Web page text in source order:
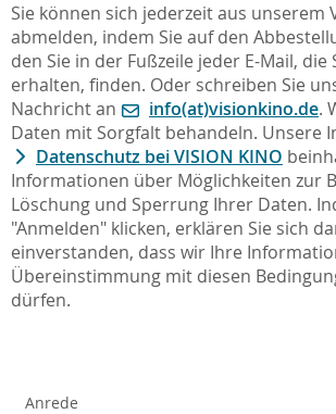
Sie können sich jederzeit aus unserem
abmelden, indem Sie auf den
den Sie in der Fußzeile jeder E-Mail, die
erhalten, finden. Oder schreiben Sie
Nachricht an
info(at)visionkino.de.
Daten mit Sorgfalt behandeln. Unsere
Datenschutz bei VISION KINO
Informationen über Möglichkeiten zur
Löschung und Sperrung Ihrer Daten.
"Anmelden" klicken, erklären Sie sich
einverstanden, dass wir Ihre
Übereinstimmung mit diesen
dürfen.
Anrede